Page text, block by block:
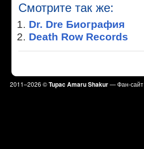
Смотрите так же:
Dr. Dre Биография
Death Row Records
2011–2026 ©Tupac Amaru Shakur— Фан-сайт